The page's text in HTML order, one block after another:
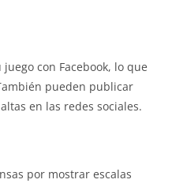
con Facebook, lo que
pueden publicar
en las redes sociales.
por mostrar escalas